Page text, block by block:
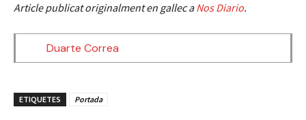
Article publicat originalment en gallec aNos Diario.
Duarte Correa
ETIQUETES Portada